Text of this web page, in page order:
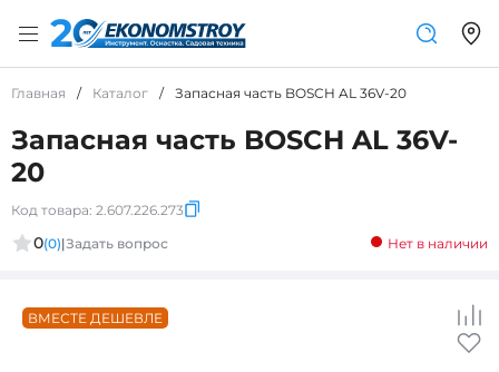
Главная / Каталог / Запасная часть BOSCH AL 36V-20
Запасная часть BOSCH AL 36V-
20
Код товара: 2.607.226.273
0(0)|Задать вопрос Нет в наличии
ВМЕСТЕ ДЕШЕВЛЕ